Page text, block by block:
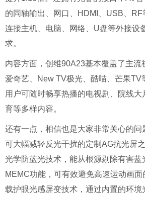
的同轴输出、网口、HDMI、USB、
连接主机、电脑、网络、U盘等外接设
求。
内容方面，创维90A23基本覆盖了主流
爱奇艺、New TV极光、酷喵、芒果TV
用户可随时畅享热播的电视剧、院线
育等多样内容。
还有一点，相信也是大家非常关心的问
可大幅减轻反光干扰的定制AG抗光屏
光学防蓝光技术，能从根源剔除有害蓝
MEMC功能，可有效避免高速运动画
载护眼光感屏变技术，通过内置的环境